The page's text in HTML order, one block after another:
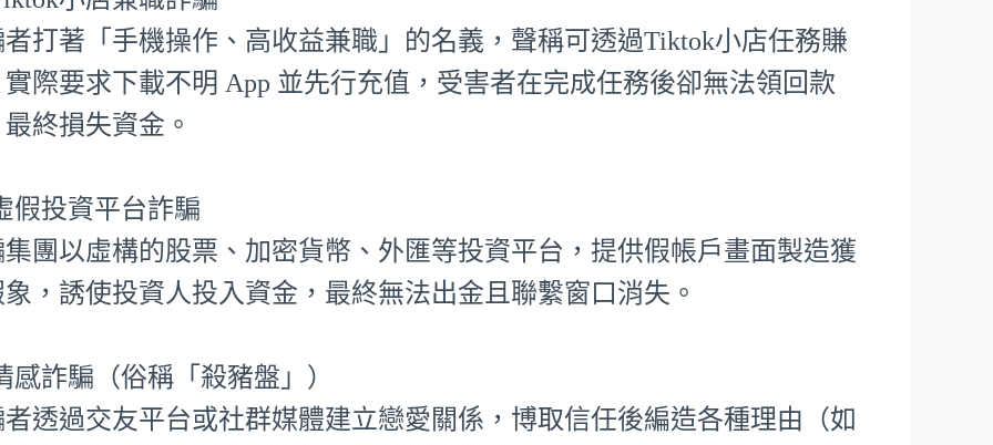
打著「手機操作、高收益兼職」的名義，聲稱可透過Tiktok小店任務賺
際要求下載不明 App 並先行充值，受害者在完成任務後卻無法領回款
終損失資金。
假投資平台詐騙
團以虛構的股票、加密貨幣、外匯等投資平台，提供假帳戶畫面製造獲
，誘使投資人投入資金，最終無法出金且聯繫窗口消失。
感詐騙（俗稱「殺豬盤」）
透過交友平台或社群媒體建立戀愛關係，博取信任後編造各種理由（如